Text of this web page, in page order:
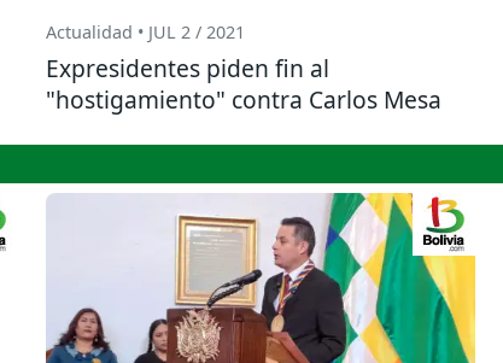
Actualidad • JUL 2 / 2021
Expresidentes piden fin al
"hostigamiento" contra Carlos Mesa